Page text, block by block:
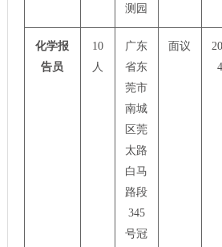
测园
化学报
告员
10
人
广东
省东
莞市
南城
区莞
太路
白马
路段
345
号冠
面议